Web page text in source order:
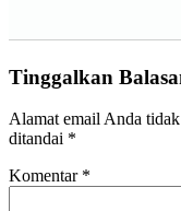
Tinggalkan
Alamat email Anda
ditandai *
Komentar *